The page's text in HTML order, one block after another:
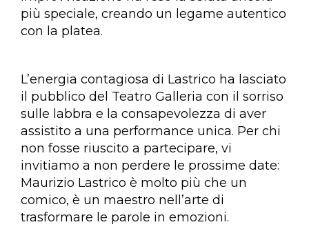
più speciale, creando un legame autentico
con la platea.
L’energia contagiosa di Lastrico ha lasciato
il pubblico del Teatro Galleria con il sorriso
sulle labbra e la consapevolezza di aver
assistito a una performance unica. Per chi
non fosse riuscito a partecipare, vi
invitiamo a non perdere le prossime date:
Maurizio Lastrico è molto più che un
comico, è un maestro nell’arte di
trasformare le parole in emozioni.